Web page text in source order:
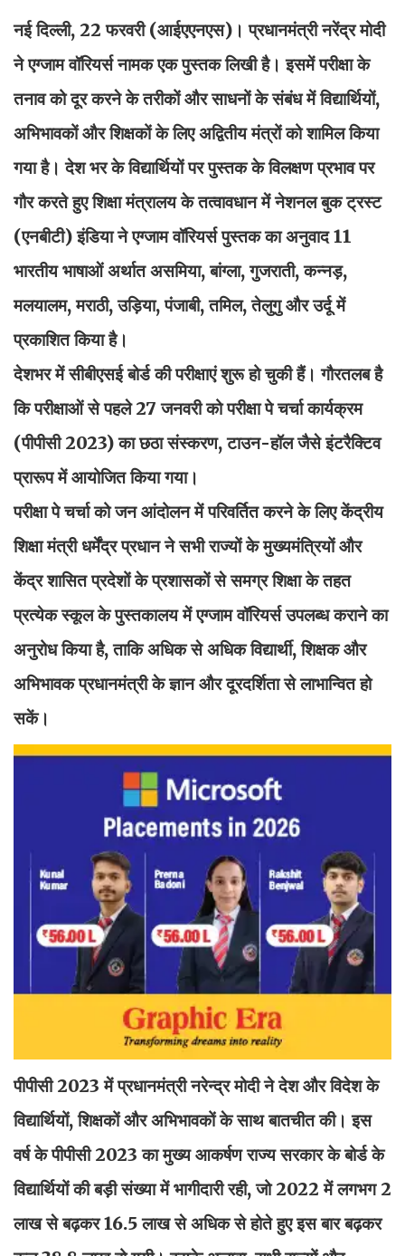
नई दिल्ली, 22 फरवरी (आईएएनएस)। प्रधानमंत्री नरेंद्र मोदी
ने एग्जाम वॉरियर्स नामक एक पुस्तक लिखी है। इसमें परीक्षा के
तनाव को दूर करने के तरीकों और साधनों के संबंध में विद्यार्थियों,
अभिभावकों और शिक्षकों के लिए अद्वितीय मंत्रों को शामिल किया
गया है। देश भर के विद्यार्थियों पर पुस्तक के विलक्षण प्रभाव पर
गौर करते हुए शिक्षा मंत्रालय के तत्वावधान में नेशनल बुक ट्रस्ट
(एनबीटी) इंडिया ने एग्जाम वॉरियर्स पुस्तक का अनुवाद 11
भारतीय भाषाओं अर्थात असमिया, बांग्ला, गुजराती, कन्नड़,
मलयालम, मराठी, उड़िया, पंजाबी, तमिल, तेलुगु और उर्दू में
प्रकाशित किया है।
देशभर में सीबीएसई बोर्ड की परीक्षाएं शुरू हो चुकी हैं। गौरतलब है
कि परीक्षाओं से पहले 27 जनवरी को परीक्षा पे चर्चा कार्यक्रम
(पीपीसी 2023) का छठा संस्करण, टाउन-हॉल जैसे इंटरैक्टिव
प्रारूप में आयोजित किया गया।
परीक्षा पे चर्चा को जन आंदोलन में परिवर्तित करने के लिए केंद्रीय
शिक्षा मंत्री धर्मेंद्र प्रधान ने सभी राज्यों के मुख्यमंत्रियों और
केंद्र शासित प्रदेशों के प्रशासकों से समग्र शिक्षा के तहत
प्रत्येक स्कूल के पुस्तकालय में एग्जाम वॉरियर्स उपलब्ध कराने का
अनुरोध किया है, ताकि अधिक से अधिक विद्यार्थी, शिक्षक और
अभिभावक प्रधानमंत्री के ज्ञान और दूरदर्शिता से लाभान्वित हो
सकें।
पीपीसी 2023 में प्रधानमंत्री नरेन्द्र मोदी ने देश और विदेश के
विद्यार्थियों, शिक्षकों और अभिभावकों के साथ बातचीत की। इस
वर्ष के पीपीसी 2023 का मुख्य आकर्षण राज्य सरकार के बोर्ड के
विद्यार्थियों की बड़ी संख्या में भागीदारी रही, जो 2022 में लगभग 2
लाख से बढ़कर 16.5 लाख से अधिक से होते हुए इस बार बढ़कर